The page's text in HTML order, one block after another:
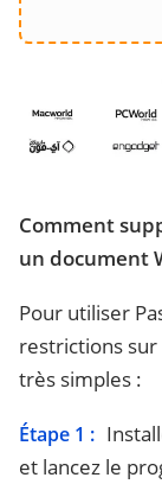
Comment
un document
Pour utiliser
restrictions
très simples :
Étape 1 :
et lancez le